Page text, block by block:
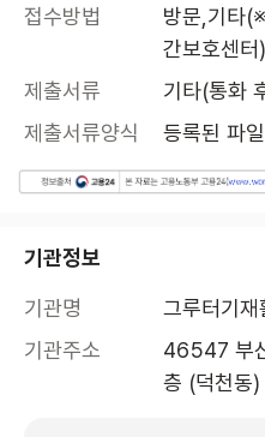
접수방법
방문,기타
간보호센터
제출서류
기타(통화
제출서류양식
등록된 파
기관정보
기관명
그루터기재
기관주소
46547 부
층 (덕천동)